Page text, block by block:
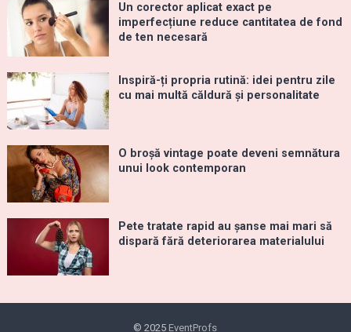
Un corector aplicat exact pe
imperfecțiune reduce cantitatea de fond
de ten necesară
Inspiră-ți propria rutină: idei pentru zile
cu mai multă căldură și personalitate
O broșă vintage poate deveni semnătura
unui look contemporan
Pete tratate rapid au șanse mai mari să
dispară fără deteriorarea materialului
© 2025 EventProfs